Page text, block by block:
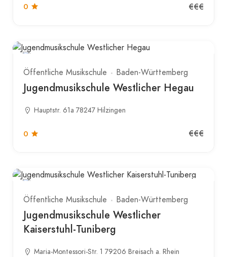
0 €€€
Öffentliche Musikschule Baden-Württemberg
Jugendmusikschule Westlicher Hegau
Hauptstr. 61a 78247 Hilzingen
0 €€€
Öffentliche Musikschule Baden-Württemberg
Jugendmusikschule Westlicher
Kaiserstuhl-Tuniberg
Maria-Montessori-Str. 1 79206 Breisach a. Rhein